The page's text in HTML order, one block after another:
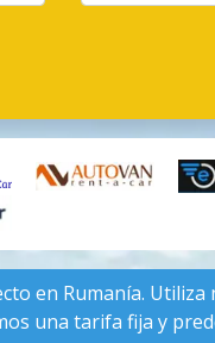
en Rumanía.
una tarifa fija y